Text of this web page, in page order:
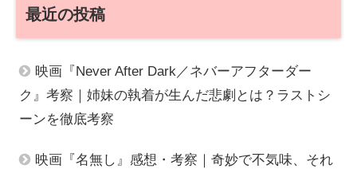
最近の投稿
映画『Never After Dark／ネバーアフターダー
ク』考察｜姉妹の執着が生んだ悲劇とは？ラストシ
ーンを徹底考察
映画『名無し』感想・考察｜奇妙で不気味、それ